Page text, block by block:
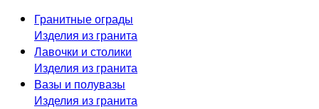
Гранитные ограды
Изделия из гранита
Лавочки и столики
Изделия из гранита
Вазы и полувазы
Изделия из гранита